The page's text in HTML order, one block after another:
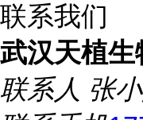
联系我们
武汉天植生
联系人 张